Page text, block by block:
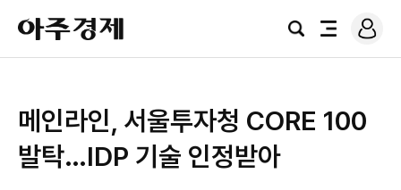
아
주
경
검
전
로
그
메인라인, 서울투자청 CORE 100
발탁…IDP 기술 인정받아